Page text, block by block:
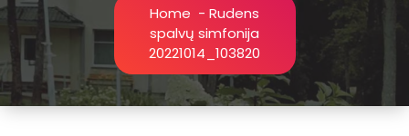
Home - Rudens
spalvų simfonija
20221014_103820